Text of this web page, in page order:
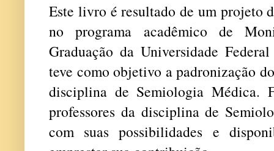
Este livro é resultado de um projeto
no programa acadêmico de
Graduação da Universidade
teve como objetivo a padronização
disciplina de Semiologia Médica.
professores da disciplina de
com suas possibilidades e